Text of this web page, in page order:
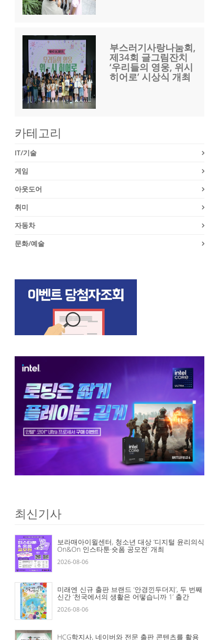
부스러기사랑나눔회,
제34회 글그림잔치
‘우리들의 영웅, 위시
히어로’ 시상식 개최
카테고리
IT/기술
게임
아웃도어
취미
자동차
문화/예술
최신기사
보라매아이윌센터, 청소년 대상 ‘디지털 윤리의식
On&On 인스타툰·숏폼 공모전’ 개최
2026-08-06
미래엔 신규 출판 브랜드 ‘안경낀두더지’, 두 번째
신간 ‘천국에서의 생활은 어떻습니까 1’ 출간
2026-08-06
HCG학지사, 네이버와 전문 출판 콘텐츠를 활용